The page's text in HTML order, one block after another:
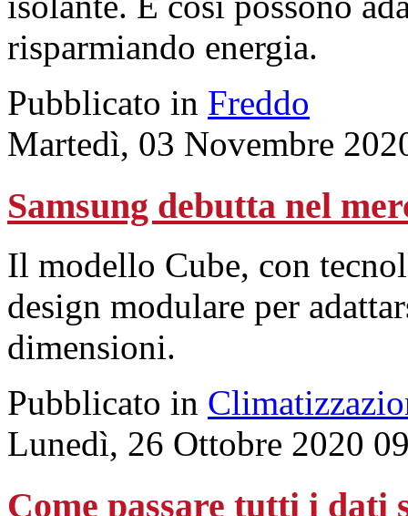
risparmiando energia.
Pubblicato in Freddo
Martedì, 03 Novembre
Samsung debutta nel
Il modello Cube, con
design modulare per
dimensioni.
Pubblicato in
Lunedì, 26 Ottobre 2020
Come passare tutti i dati